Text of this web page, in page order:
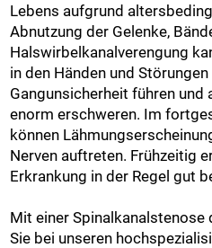
Lebens aufgrund
Abnutzung der Gelenke,
Halswirbelkanalverengung
in den Händen und
Gangunsicherheit führen
enorm erschweren. Im
können
Nerven auftreten. Frühzeitig
Erkrankung in der Regel gut
Mit einer Spinalkanalstenose
Sie bei unseren